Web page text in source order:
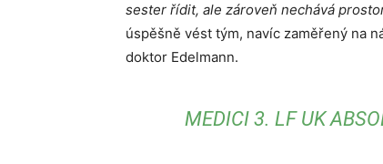
sester řídit, ale zároveň nechává
úspěšně vést tým, navíc zaměřený na
doktor Edelmann.
MEDICI 3. LF UK